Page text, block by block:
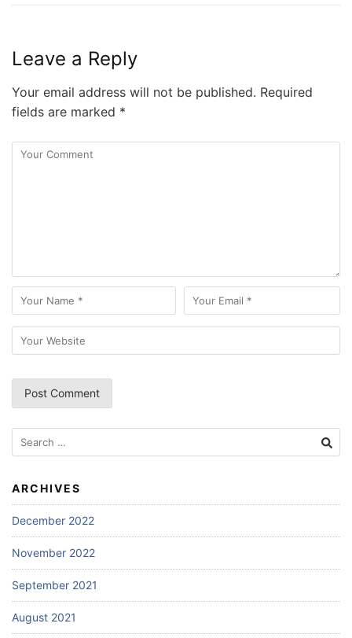
Leave a Reply
Your email address will not be published. Required
fields are marked *
Search
for:
ARCHIVES
December 2022
November 2022
September 2021
August 2021